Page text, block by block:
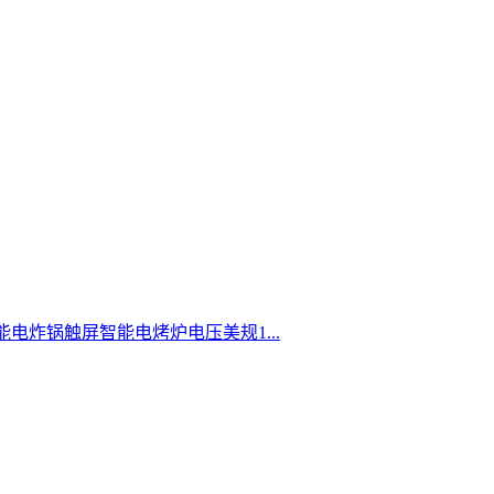
电炸锅触屏智能电烤炉电压美规1...